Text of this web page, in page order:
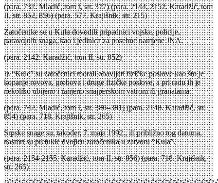
(para. 732. Mladić, tom I, str. 377) (para. 2144, 2152. Karadžić, tom
II, str. 852, 856) (para. 577. Krajišnik, str. 215)
Zatočenike su u Kulu dovodili pripadnici vojske, policije,
paravojnih snaga, kao i jedinica za posebne namjene JNA.
(para. 2142. Karadžić, tom II, str. 852)
Iz “Kule” su zatočenici morali obavljati fizičke poslove kao što je
kopanje rovova, grobova i druge fizičke poslove, a pri radu ih je
nekoliko ubijeno i ranjeno snajperskom vatrom ili granatama.
(para. 742. Mladić, tom I, str. 380–381) (para. 2148. Karadžić, str.
854) (para. 718. Krajišnik, str. 265)
Srpske snage su, također, 7. maja 1992., ili približno tog datuma,
nasmrt su pretukle dvojicu zatočenika u zatvoru “Kula”.
(para. 2154-2155. Karadžić, tom II, str. 856) (para. 718. Krajišnik,
str. 265)